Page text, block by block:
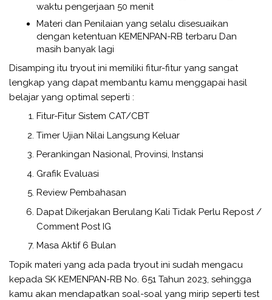
waktu pengerjaan 50 menit
Materi dan Penilaian yang selalu disesuaikan
dengan ketentuan KEMENPAN-RB terbaru Dan
masih banyak lagi
Disamping itu tryout ini memiliki fitur-fitur yang sangat
lengkap yang dapat membantu kamu menggapai hasil
belajar yang optimal seperti :
Fitur-Fitur Sistem CAT/CBT
Timer Ujian Nilai Langsung Keluar
Perankingan Nasional, Provinsi, Instansi
Grafik Evaluasi
Review Pembahasan
Dapat Dikerjakan Berulang Kali Tidak Perlu Repost /
Comment Post IG
Masa Aktif 6 Bulan
Topik materi yang ada pada tryout ini sudah mengacu
kepada SK KEMENPAN-RB No. 651 Tahun 2023, sehingga
kamu akan mendapatkan soal-soal yang mirip seperti test